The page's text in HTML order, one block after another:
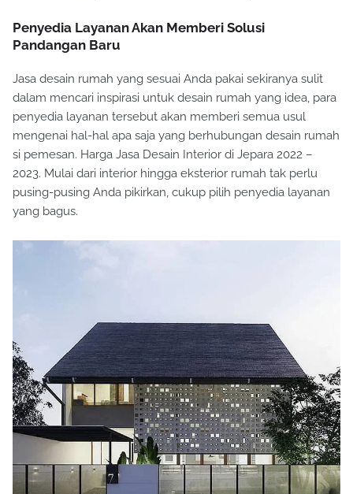
Penyedia Layanan Akan Memberi Solusi
Pandangan Baru
Jasa desain rumah yang sesuai Anda pakai sekiranya sulit
dalam mencari inspirasi untuk desain rumah yang idea, para
penyedia layanan tersebut akan memberi semua usul
mengenai hal-hal apa saja yang berhubungan desain rumah
si pemesan. Harga Jasa Desain Interior di Jepara 2022 –
2023. Mulai dari interior hingga eksterior rumah tak perlu
pusing-pusing Anda pikirkan, cukup pilih penyedia layanan
yang bagus.